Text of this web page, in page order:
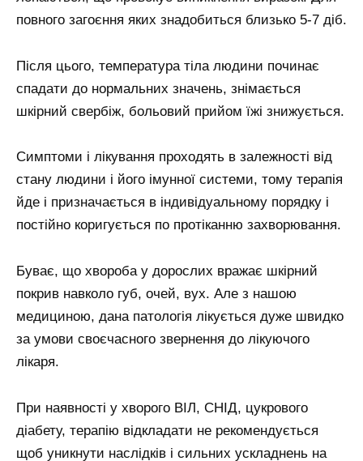
повного загоєння яких знадобиться близько 5-7 діб.
Після цього, температура тіла людини починає
спадати до нормальних значень, знімається
шкірний свербіж, больовий прийом їжі знижується.
Симптоми і лікування проходять в залежності від
стану людини і його імунної системи, тому терапія
йде і призначається в індивідуальному порядку і
постійно коригується по протіканню захворювання.
Буває, що хвороба у дорослих вражає шкірний
покрив навколо губ, очей, вух. Але з нашою
медициною, дана патологія лікується дуже швидко
за умови своєчасного звернення до лікуючого
лікаря.
При наявності у хворого ВІЛ, СНІД, цукрового
діабету, терапію відкладати не рекомендується
щоб уникнути наслідків і сильних ускладнень на